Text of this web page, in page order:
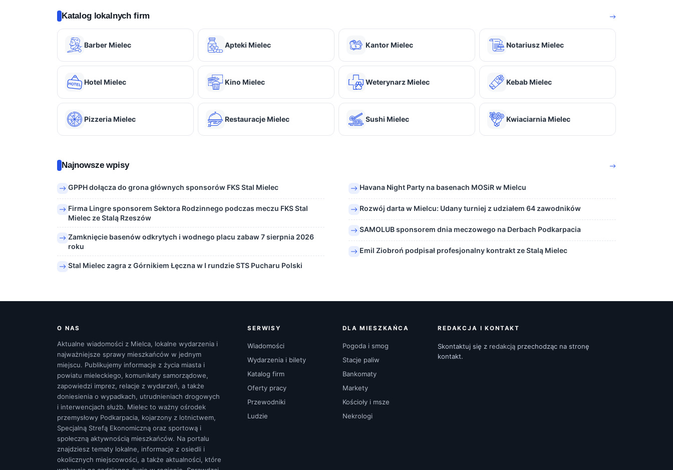
Katalog lokalnych firm
Barber Mielec Apteki Mielec Kantor Mielec Notariusz Mielec
Hotel Mielec Kino Mielec Weterynarz Mielec Kebab Mielec
Pizzeria Mielec Restauracje Mielec Sushi Mielec Kwiaciarnia Mielec
Najnowsze wpisy
GPPH dołącza do grona głównych sponsorów FKS Stal Mielec
Firma Lingre sponsorem Sektora Rodzinnego podczas meczu FKS Stal
Mielec ze Stalą Rzeszów
Zamknięcie basenów odkrytych i wodnego placu zabaw 7 sierpnia 2026
roku
Stal Mielec zagra z Górnikiem Łęczna w I rundzie STS Pucharu Polski
Havana Night Party na basenach MOSiR w Mielcu
Rozwój darta w Mielcu: Udany turniej z udziałem 64 zawodników
SAMOLUB sponsorem dnia meczowego na Derbach Podkarpacia
Emil Ziobroń podpisał profesjonalny kontrakt ze Stalą Mielec
O NAS
Aktualne wiadomości z Mielca, lokalne wydarzenia i
najważniejsze sprawy mieszkańców w jednym
miejscu. Publikujemy informacje z życia miasta i
powiatu mieleckiego, komunikaty samorządowe,
zapowiedzi imprez, relacje z wydarzeń, a także
doniesienia o wypadkach, utrudnieniach drogowych
i interwencjach służb. Mielec to ważny ośrodek
przemysłowy Podkarpacia, kojarzony z lotnictwem,
Specjalną Strefą Ekonomiczną oraz sportową i
społeczną aktywnością mieszkańców. Na portalu
znajdziesz tematy lokalne, informacje z osiedli i
okolicznych miejscowości, a także aktualności, które
SERWISY
Wiadomości
Wydarzenia i bilety
Katalog firm
Oferty pracy
Przewodniki
Ludzie
DLA MIESZKAŃCA
Pogoda i smog
Stacje paliw
Bankomaty
Markety
Kościoły i msze
Nekrologi
REDAKCJA I KONTAKT
Skontaktuj się z redakcją przechodząc na stronę
kontakt.